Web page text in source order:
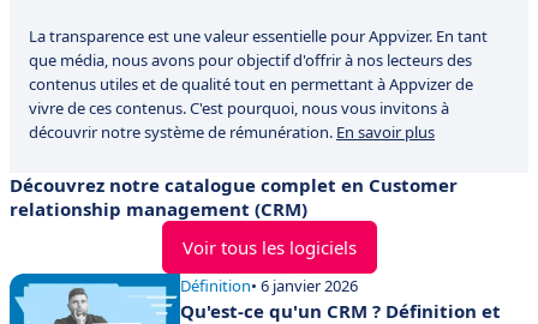
La transparence est une valeur essentielle pour Appvizer. En tant
que média, nous avons pour objectif d'offrir à nos lecteurs des
contenus utiles et de qualité tout en permettant à Appvizer de
vivre de ces contenus. C'est pourquoi, nous vous invitons à
découvrir notre système de rémunération. En savoir plus
Découvrez notre catalogue complet en Customer
relationship management (CRM)
Voir tous les logiciels
Définition• 6 janvier 2026
Qu'est-ce qu'un CRM ? Définition et